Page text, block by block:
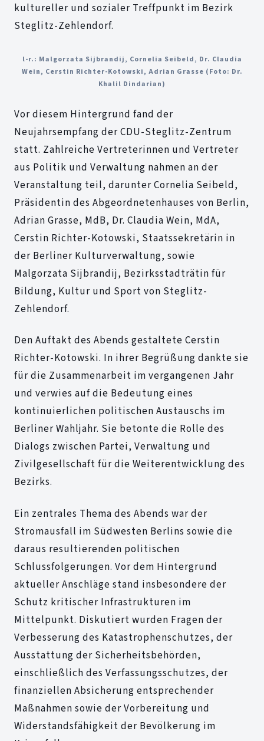
kultureller und sozialer Treffpunkt im Bezirk
Steglitz-Zehlendorf.
l-r.: Malgorzata Sijbrandij, Cornelia Seibeld, Dr. Claudia
Wein, Cerstin Richter-Kotowski, Adrian Grasse (Foto: Dr.
Khalil Dindarian)
Vor diesem Hintergrund fand der
Neujahrsempfang der CDU-Steglitz-Zentrum
statt. Zahlreiche Vertreterinnen und Vertreter
aus Politik und Verwaltung nahmen an der
Veranstaltung teil, darunter Cornelia Seibeld,
Präsidentin des Abgeordnetenhauses von Berlin,
Adrian Grasse, MdB, Dr. Claudia Wein, MdA,
Cerstin Richter-Kotowski, Staatssekretärin in
der Berliner Kulturverwaltung, sowie
Malgorzata Sijbrandij, Bezirksstadträtin für
Bildung, Kultur und Sport von Steglitz-
Zehlendorf.
Den Auftakt des Abends gestaltete Cerstin
Richter-Kotowski. In ihrer Begrüßung dankte sie
für die Zusammenarbeit im vergangenen Jahr
und verwies auf die Bedeutung eines
kontinuierlichen politischen Austauschs im
Berliner Wahljahr. Sie betonte die Rolle des
Dialogs zwischen Partei, Verwaltung und
Zivilgesellschaft für die Weiterentwicklung des
Bezirks.
Ein zentrales Thema des Abends war der
Stromausfall im Südwesten Berlins sowie die
daraus resultierenden politischen
Schlussfolgerungen. Vor dem Hintergrund
aktueller Anschläge stand insbesondere der
Schutz kritischer Infrastrukturen im
Mittelpunkt. Diskutiert wurden Fragen der
Verbesserung des Katastrophenschutzes, der
Ausstattung der Sicherheitsbehörden,
einschließlich des Verfassungsschutzes, der
finanziellen Absicherung entsprechender
Maßnahmen sowie der Vorbereitung und
Widerstandsfähigkeit der Bevölkerung im